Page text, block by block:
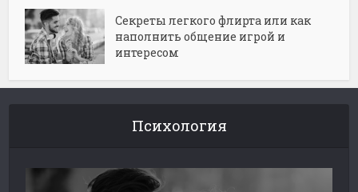
Секреты легкого флирта или как
наполнить общение игрой и
интересом
Психология